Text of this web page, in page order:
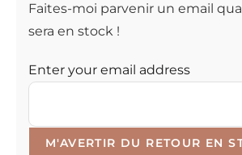
Faites-moi parvenir un email
sera en stock !
Enter your email address